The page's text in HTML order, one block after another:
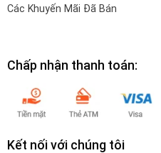
Các Khuyến Mãi Đã Bán
Chấp nhận thanh toán:
Kết nối với chúng tôi